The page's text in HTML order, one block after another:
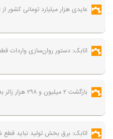
عایدی هزار میلیارد تومانی کشور
اتابک: دستور روان‌سازی واردات
بازگشت ۲ میلیون و ۲۹۸ هزار زائر به کشور
اتابک: برق بخش تولید نباید قطع